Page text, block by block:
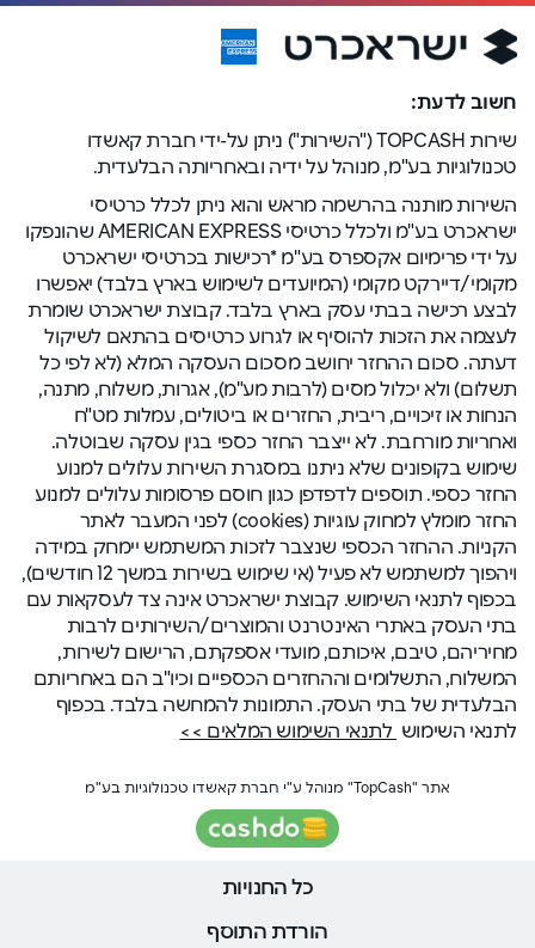
חשוב לדעת:
שירות TOPCASH ("השירות") ניתן על-ידי חברת קאשדו
טכנולוגיות בע"מ, מנוהל על ידיה ובאחריותה הבלעדית.
השירות מותנה בהרשמה מראש והוא ניתן לכלל כרטיסי
ישראכרט בע"מ ולכלל כרטיסי AMERICAN EXPRESS שהונפקו
על ידי פרימיום אקספרס בע"מ *רכישות בכרטיסי ישראכרט
מקומי/דיירקט מקומי (המיועדים לשימוש בארץ בלבד) יאפשרו
לבצע רכישה בבתי עסק בארץ בלבד. קבוצת ישראכרט שומרת
לעצמה את הזכות להוסיף או לגרוע כרטיסים בהתאם לשיקול
דעתה. סכום ההחזר יחושב מסכום העסקה המלא (לא לפי כל
תשלום) ולא יכלול מסים (לרבות מע"מ), אגרות, משלוח, מתנה,
הנחות או זיכויים, ריבית, החזרים או ביטולים, עמלות מט"ח
ואחריות מורחבת. לא ייצבר החזר כספי בגין עסקה שבוטלה.
שימוש בקופונים שלא ניתנו במסגרת השירות עלולים למנוע
החזר כספי. תוספים לדפדפן כגון חוסם פרסומות עלולים למנוע
החזר מומלץ למחוק עוגיות (cookies) לפני המעבר לאתר
הקניות. ההחזר הכספי שנצבר לזכות המשתמש יימחק במידה
ויהפוך למשתמש לא פעיל (אי שימוש בשירות במשך 12 חודשים),
בכפוף לתנאי השימוש. קבוצת ישראכרט אינה צד לעסקאות עם
בתי העסק באתרי האינטרנט והמוצרים/השירותים לרבות
מחיריהם, טיבם, איכותם, מועדי אספקתם, הרישום לשירות,
המשלוח, התשלומים וההחזרים הכספיים וכיו"ב הם באחריותם
הבלעדית של בתי העסק. התמונות להמחשה בלבד. בכפוף
לתנאי השימוש לתנאי השימוש המלאים >>
אתר "TopCash" מנוהל ע"י חברת קאשדו טכנולוגיות בע"מ
כל החנויות
הורדת התוסף